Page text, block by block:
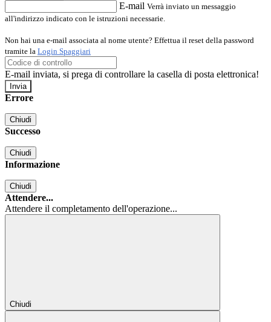
E-mail Verrà inviato un messaggio
all'indirizzo indicato con le istruzioni necessarie.
Non hai una e-mail associata al nome utente? Effettua il reset della password
tramite la Login Spaggiari
E-mail inviata, si prega di controllare la casella di posta elettronica!
Errore
Chiudi
Successo
Chiudi
Informazione
Chiudi
Attendere...
Attendere il completamento dell'operazione...
Chiudi